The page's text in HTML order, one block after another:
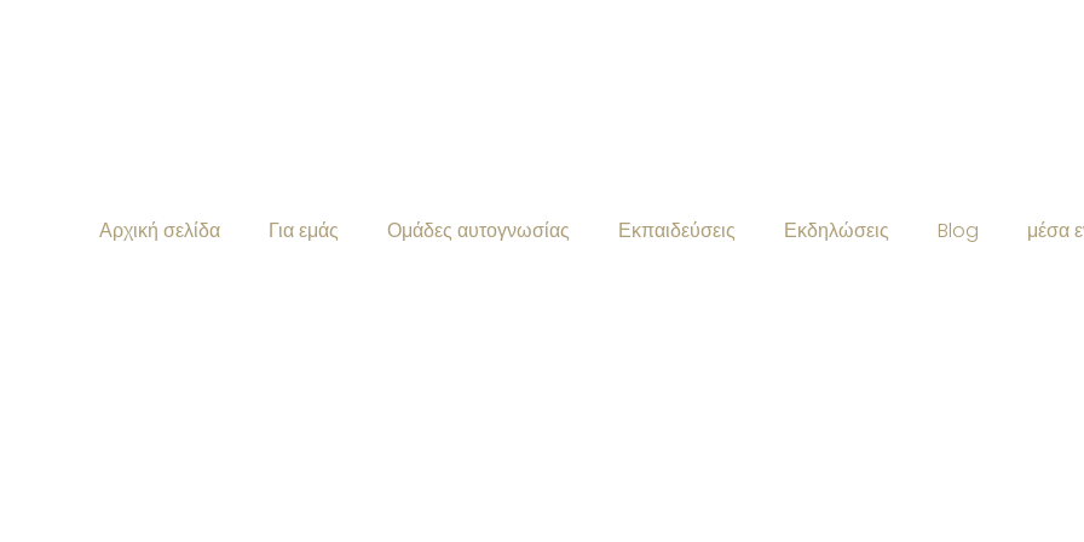
Αρχική σελίδα Για εμάς Ομάδες αυτογνωσίας Εκπαιδεύσεις Εκδηλώσεις Blog μέσα